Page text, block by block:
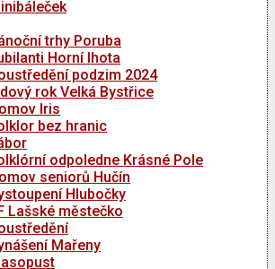
trhy Poruba
Horní lhota
podzim 2024
rok Velká Bystřice
Iris
bez hranic
odpoledne Krásné Pole
seniorů Hučín
Hlubočky
Lašské městečko
Mařeny